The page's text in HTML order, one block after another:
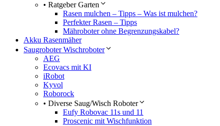
• Ratgeber Garten
Rasen mulchen – Tipps – Was ist mulchen?
Perfekter Rasen – Tipps
Mähroboter ohne Begrenzungskabel?
Akku Rasenmäher
Saugroboter Wischroboter
AEG
Ecovacs mit KI
iRobot
Kyvol
Roborock
• Diverse Saug/Wisch Roboter
Eufy Robovac 11s und 11
Proscenic mit Wischfunktion